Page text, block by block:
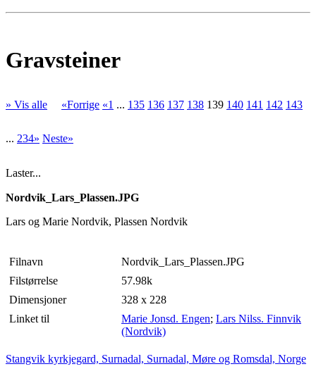
Gravsteiner
» Vis alle «Forrige «1 ... 135 136 137 138 139 140 141 142 143
... 234» Neste»
Laster...
Nordvik_Lars_Plassen.JPG
Lars og Marie Nordvik, Plassen Nordvik
Filnavn
Nordvik_Lars_Plassen.JPG
Filstørrelse
57.98k
Dimensjoner
328 x 228
Linket til
Marie Jonsd. Engen; Lars Nilss. Finnvik
(Nordvik)
Stangvik kyrkjegard, Surnadal, Surnadal, Møre og Romsdal, Norge